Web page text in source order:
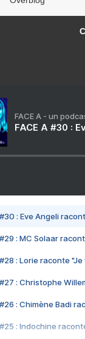
FACE A - un
FACE A #30 :
#30 : Eve Angeli
#29 : MC Solaar
#28 : Lorie raconte
#27 : Christophe
#26 : Chimène Badi
#25 : Indochine